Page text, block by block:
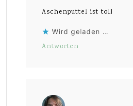
Aschenputtel ist toll
Wird geladen …
Antworten